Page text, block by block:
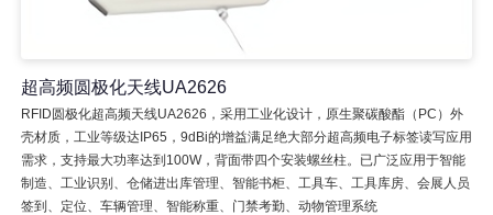
超高频圆极化天线UA2626
RFID圆极化超高频天线UA2626，采用工业化设计，原生聚碳酸酯（PC）外
壳材质，工业等级达IP65，9dBi的增益满足绝大部分超高频电子标签读写应用
需求，支持最大功率达到100W，背面带四个安装螺丝柱。已广泛应用于智能
制造、工业识别、仓储进出库管理、智能书柜、工具车、工具库房、会展人员
签到、定位、车辆管理、智能称重、门禁考勤、动物管理系统